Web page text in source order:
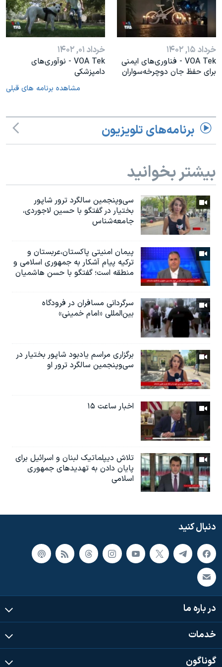
خرداد ۱۵, ۱۴۰۲
VOA Tek - فناوری‌های ایمنی
برای حفظ جان دوچرخه‌سواران
خرداد ۰۱, ۱۴۰۲
VOA Tek - نوآوری‌های
دامپزشکی
مشاهده برنامه های قبلی
برنامه‌های تلویزیون
بیشتر بخوانید
سی‌وپنجمین سالگرد ترور شاپور
بختیار در گفتگو با حسین لاجوردی،
جامعه‌شناس
پیمان امنیتی پاکستان،عربستان و
ترکیه پیام آشکار به جمهوری اسلامی و
منطقه است؛ گفتگو با حسن هاشمیان
سرگردانی مسافران در فرودگاه
بین‌المللی «امام خمینی»
برگزاری مراسم یادبود شاپور بختیار در
سی‌وپنجمین سالگرد ترور او
اخبار ساعت ۱۵
تلاش دیپلماتیک لبنان و اسرائیل برای
پایان دادن بە تهدیدهای جمهوری
اسلامی
دنبال کنید
در باره ما
خدمات
گوناگون